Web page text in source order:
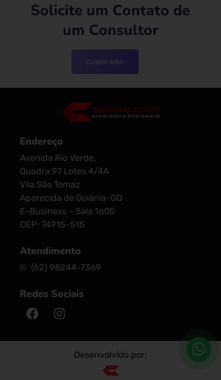
Solicite um Contato de
um Consultor
CLIQUE AQUI
Endereço
Avenida Rio Verde,
Quadra 97 Lotes 4/4A
Vila São Tomaz
Aparecida de Goiânia-GO
E-Business – Sala 1605
CEP: 74915-515
Atendimento
(62) 98244-7369
Redes Sociais
Desenvolvido por: